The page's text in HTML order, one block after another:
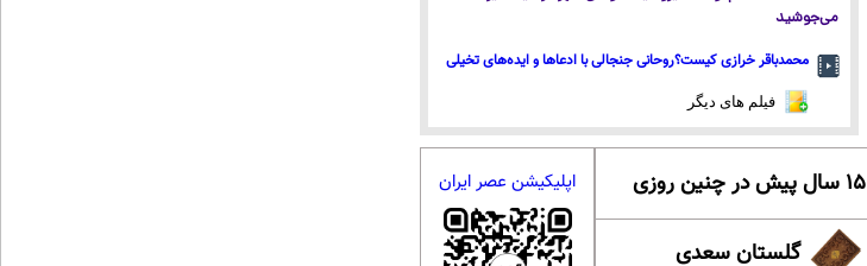
می‌جوشید
محمدباقر خرازی کیست؟روحانی جنجالی با ادعاها و ایده‌های تخیلی
فیلم های دیگر
۱۵ سال پیش در چنین روزی
گلستان سعدی
اپلیکیشن عصر ایران